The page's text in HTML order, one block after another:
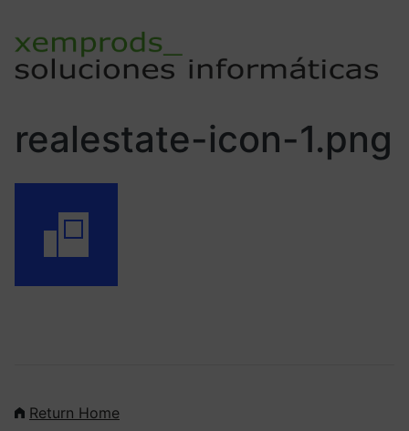
realestate-icon-1.png
Return Home